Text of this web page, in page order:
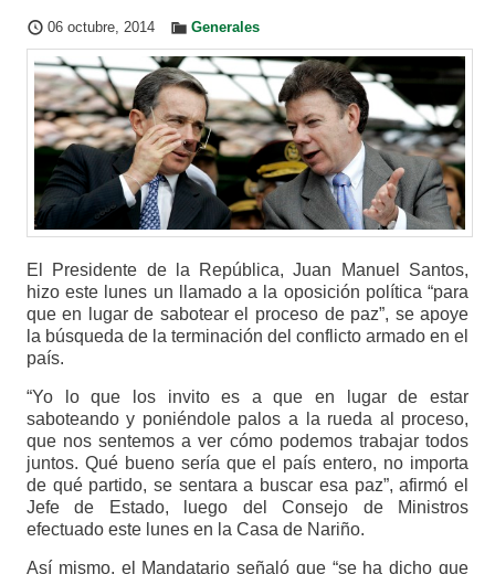
06 octubre, 2014 Generales
El Presidente de la República, Juan Manuel Santos,
hizo este lunes un llamado a la oposición política “para
que en lugar de sabotear el proceso de paz”, se apoye
la búsqueda de la terminación del conflicto armado en el
país.
“Yo lo que los invito es a que en lugar de estar
saboteando y poniéndole palos a la rueda al proceso,
que nos sentemos a ver cómo podemos trabajar todos
juntos. Qué bueno sería que el país entero, no importa
de qué partido, se sentara a buscar esa paz”, afirmó el
Jefe de Estado, luego del Consejo de Ministros
efectuado este lunes en la Casa de Nariño.
Así mismo, el Mandatario señaló que “se ha dicho que